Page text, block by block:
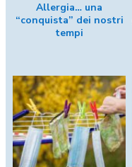
Allergia… una
“conquista” dei nostri
tempi